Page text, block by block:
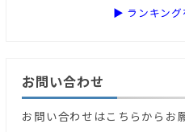
▶ ランキング
お問い合わせ
お問い合わせはこちらからお